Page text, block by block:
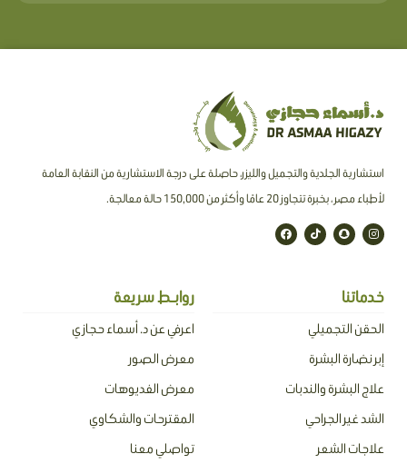
استشارية الجلدية والتجميل والليزر، حاصلة على درجة الاستشارية من النقابة العامة
لأطباء مصر ، بخبرة تتجاوز 20 عامًا وأكثر من 150,000 حالة معالجة.
I
n
s
a
S
n
a
a
t
T
i
k
F
a
c
خدماتنا
الحقن التجميلي
إبر نضارة البشرة
علاج البشرة والندبات
الشد غير الجراحي
علاجات الشعر
روابـط سريعة
اعرفي عن د. أسماء حجازي
معرض الصور
معرض الفديوهات
المقترحات والشكاوي
تواصلي معنا